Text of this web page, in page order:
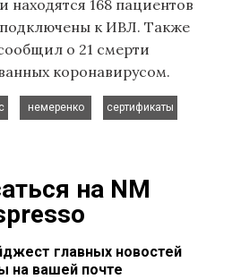
находятся 168 пациентов
подключены к ИВЛ. Также
о 21 смерти
коронавирусом.
немеренко
сертификаты
на NM
главных новостей
на вашей почте